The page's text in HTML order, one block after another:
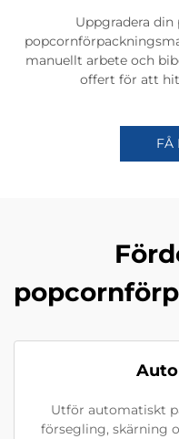
Uppgradera
manuellt arbete och
offert för att
FÅ
Utför automatiskt
försegling, skärning